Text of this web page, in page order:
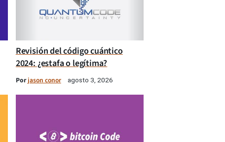
Revisión del código cuántico
2024: ¿estafa o legítima?
Porjason conor agosto 3, 2026